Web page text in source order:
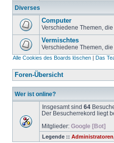
Diverses
Computer
Verschiedene Themen,
Vermischtes
Verschiedene Themen, die
Alle Cookies des Boards löschen | Das
Foren-Übersicht
Wer ist online?
Insgesamt sind 64
Der Besucherrekord liegt
Mitglieder: Google [Bot]
Legende :: Administratoren